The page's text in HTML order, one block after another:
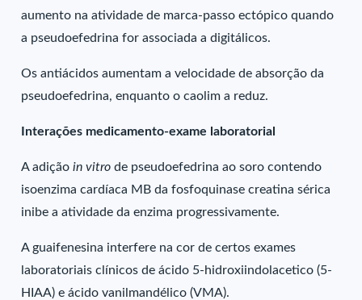
aumento na atividade de marca-passo ectópico quando
a pseudoefedrina for associada a digitálicos.
Os antiácidos aumentam a velocidade de absorção da
pseudoefedrina, enquanto o caolim a reduz.
Interações medicamento-exame laboratorial
A adição in vitro de pseudoefedrina ao soro contendo
isoenzima cardíaca MB da fosfoquinase creatina sérica
inibe a atividade da enzima progressivamente.
A guaifenesina interfere na cor de certos exames
laboratoriais clínicos de ácido 5-hidroxiindolacetico (5-
HIAA) e ácido vanilmandélico (VMA).